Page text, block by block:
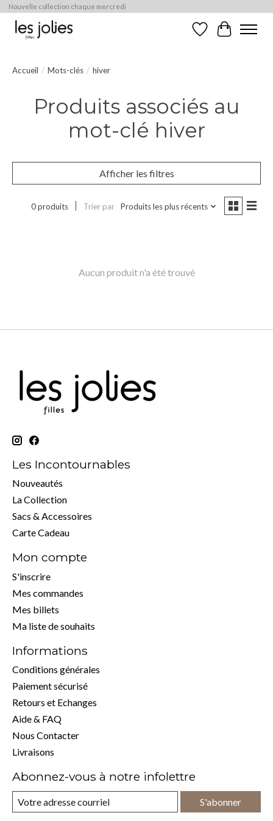
Nouvelle collection chaque mercredi
Liste de souhaits
Panier
Accueil / Mots-clés / hiver
Produits associés au
mot-clé hiver
Afficher les filtres
0 produits Trier par Produits les plus récents
Aucun produit n'a été trouvé
Les Incontournables
Nouveautés
La Collection
Sacs & Accessoires
Carte Cadeau
Mon compte
S'inscrire
Mes commandes
Mes billets
Ma liste de souhaits
Informations
Conditions générales
Paiement sécurisé
Retours et Echanges
Aide & FAQ
Nous Contacter
Livraisons
Abonnez-vous à notre infolettre
S'abonner